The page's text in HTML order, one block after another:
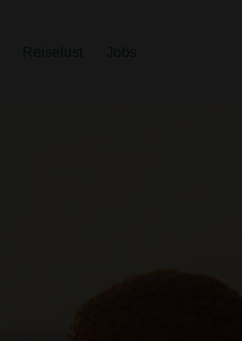
Reiselust Jobs